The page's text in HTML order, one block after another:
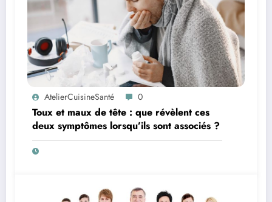
AtelierCuisineSanté 0
Toux et maux de tête : que révèlent ces
deux symptômes lorsqu’ils sont associés ?